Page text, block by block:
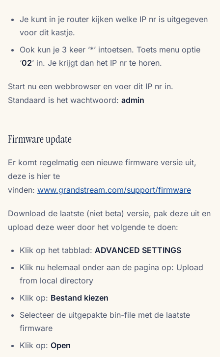
Je kunt in je router kijken welke IP nr is uitgegeven
voor dit kastje.
Ook kun je 3 keer ’*’ intoetsen. Toets menu optie
‘02’ in. Je krijgt dan het IP nr te horen.
Start nu een webbrowser en voer dit IP nr in.
Standaard is het wachtwoord: admin
Firmware update
Er komt regelmatig een nieuwe firmware versie uit,
deze is hier te
vinden: www.grandstream.com/support/firmware
Download de laatste (niet beta) versie, pak deze uit en
upload deze weer door het volgende te doen:
Klik op het tabblad: ADVANCED SETTINGS
Klik nu helemaal onder aan de pagina op: Upload
from local directory
Klik op: Bestand kiezen
Selecteer de uitgepakte bin-file met de laatste
firmware
Klik op: Open